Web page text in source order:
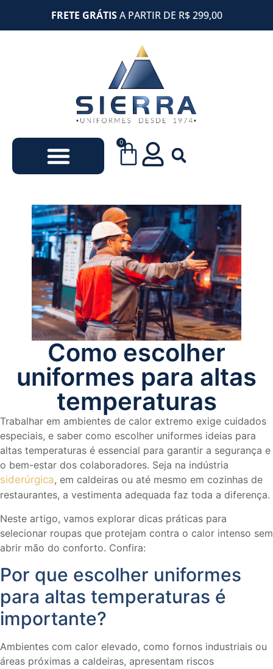
FRETE GRÁTISA PARTIR DE R$ 299,00
0
Como escolher
uniformes para altas
temperaturas
Trabalhar em ambientes de calor extremo exige cuidados
especiais, e saber como escolher uniformes ideias para
altas temperaturas é essencial para garantir a segurança e
o bem-estar dos colaboradores. Seja na indústria
siderúrgica, em caldeiras ou até mesmo em cozinhas de
restaurantes, a vestimenta adequada faz toda a diferença.
Neste artigo, vamos explorar dicas práticas para
selecionar roupas que protejam contra o calor intenso sem
abrir mão do conforto. Confira:
Por que escolher uniformes
para altas temperaturas é
importante?
Ambientes com calor elevado, como fornos industriais ou
áreas próximas a caldeiras, apresentam riscos